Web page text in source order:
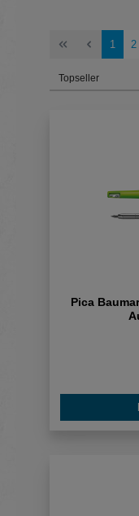
Seite
1 2
Pica